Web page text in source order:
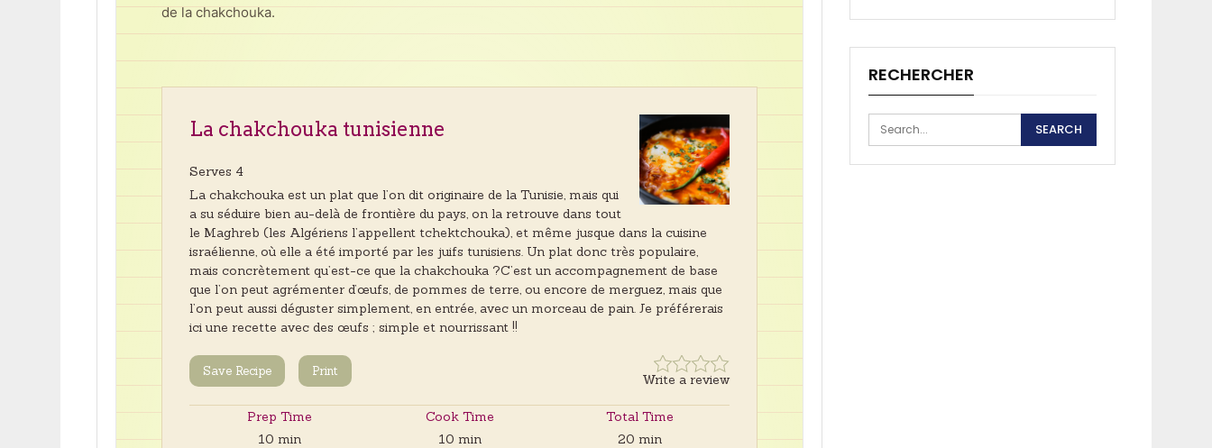
de la chakchouka.
La chakchouka tunisienne
Serves 4
La chakchouka est un plat que l’on dit originaire de la Tunisie, mais qui
a su séduire bien au-delà de frontière du pays, on la retrouve dans tout
le Maghreb (les Algériens l’appellent tchektchouka), et même jusque dans la cuisine
israélienne, où elle a été importé par les juifs tunisiens. Un plat donc très populaire,
mais concrètement qu’est-ce que la chakchouka ?C’est un accompagnement de base
que l’on peut agrémenter d’œufs, de pommes de terre, ou encore de merguez, mais que
l’on peut aussi déguster simplement, en entrée, avec un morceau de pain. Je préférerais
ici une recette avec des œufs ; simple et nourrissant !!
Write a review
Save Recipe Print
Prep Time
10 min
Cook Time
10 min
Total Time
20 min
RECHERCHER